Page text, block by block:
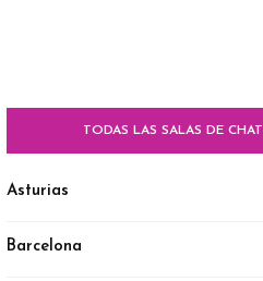
TODAS LAS SALAS DE CHAT
Asturias
Barcelona